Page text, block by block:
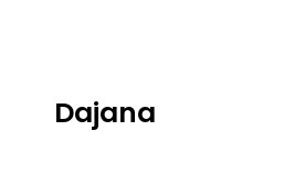
Dajana